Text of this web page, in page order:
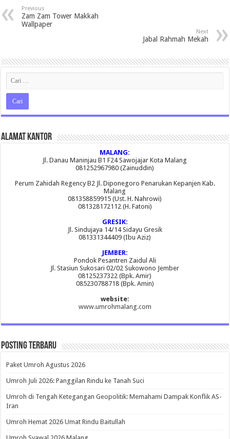
Previous
Zam Zam Tower Makkah
Wallpaper
Next
Jabal Rahmah Mekah
Alamat Kantor
MALANG:
Jl. Danau Maninjau B1 F24 Sawojajar Kota Malang
081252967980 (Zainuddin)
Perum Zahidah Regency B2 Jl. Diponegoro Penarukan Kepanjen Kab.
Malang
081358859915 (Ust. H. Nahrowi)
081328172112 (H. Fatoni)
GRESIK:
Jl. Sindujaya 14/14 Sidayu Gresik
081331344409 (Ibu Aziz)
JEMBER:
Pondok Pesantren Zaidul Ali
Jl. Stasiun Sukosari 02/02 Sukowono Jember
08125237322 (Bpk. Amir)
085230788718 (Bpk. Amin)
website:
www.umrohmalang.com
Posting Terbaru
Paket Umroh Agustus 2026
Umroh Juli 2026: Panggilan Rindu ke Tanah Suci
Umroh di Tengah Ketegangan Geopolitik: Memahami Dampak Konflik AS-
Iran
Umroh Hemat 2026 Umat Rindu Baitullah